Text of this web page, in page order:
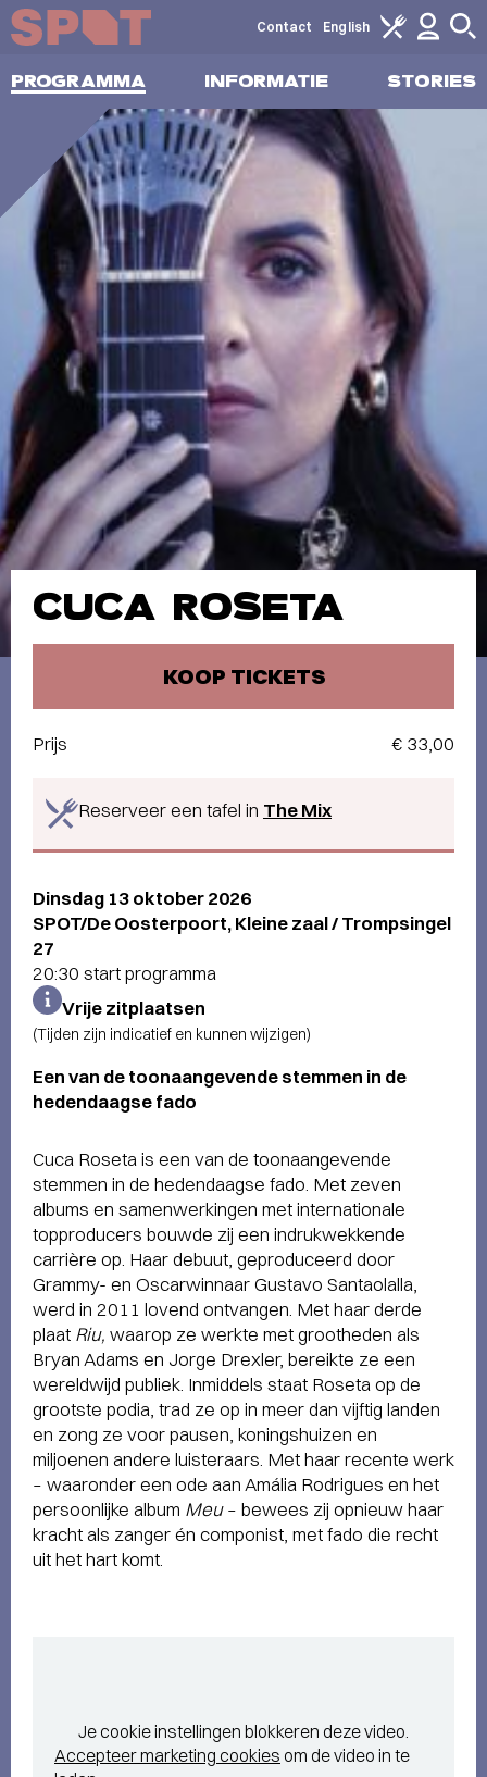
PROGRAMMA INFORMATIE STORIES
Contact English
CUCA ROSETA
Dinsdag 13 oktober 2026
SPOT/De Oosterpoort, Kleine zaal / Trompsingel
27
20:30 start programma
Vrije zitplaatsen
(Tijden zijn indicatief en kunnen wijzigen)
Een van de toonaangevende stemmen in de
hedendaagse fado
Cuca Roseta is een van de toonaangevende
stemmen in de hedendaagse fado. Met zeven
albums en samenwerkingen met internationale
topproducers bouwde zij een indrukwekkende
carrière op. Haar debuut, geproduceerd door
Grammy- en Oscarwinnaar Gustavo Santaolalla,
werd in 2011 lovend ontvangen. Met haar derde
plaat Riu, waarop ze werkte met grootheden als
Bryan Adams en Jorge Drexler, bereikte ze een
wereldwijd publiek. Inmiddels staat Roseta op de
grootste podia, trad ze op in meer dan vijftig landen
en zong ze voor pausen, koningshuizen en
miljoenen andere luisteraars. Met haar recente werk
– waaronder een ode aan Amália Rodrigues en het
persoonlijke album Meu– bewees zij opnieuw haar
kracht als zanger én componist, met fado die recht
uit het hart komt.
Je cookie instellingen blokkeren deze video.
Accepteer marketing cookies om de video in te
KOOP TICKETS
Prijs € 33,00
Reserveer een tafel in The Mix